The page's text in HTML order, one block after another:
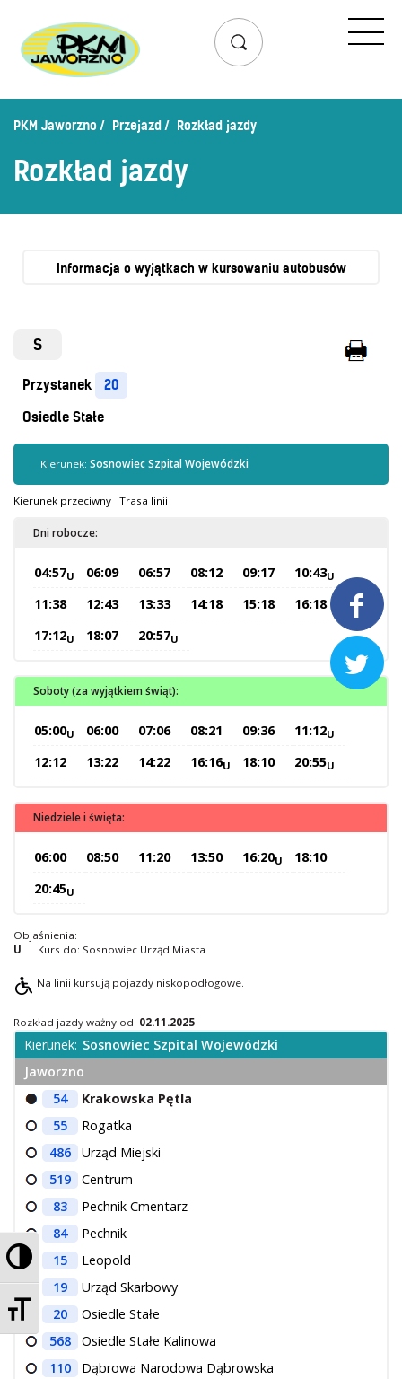
Przełącz wysoki kontrast
Zmień rozmiar czcionek


Przejazd
Lista przystanków
Zaplanuj podróż – wyszukiwarka połączeń
Mapa przystanków i połączeń
Schemat linii nocnych
Bilety
Sprzedaż biletów u kierowców
Jaworznicka Karta Miejska
Open Payment System
Inne
Centrum Obsługi Klienta
Multimedia
Uwagi i wnioski
PKM Jaworzno Przejazd Rozkład jazdy
Rozkład jazdy
Informacja o wyjątkach w kursowaniu autobusów
S
Przystanek 20
Osiedle Stałe
Kierunek: Sosnowiec Szpital Wojewódzki
Kierunek przeciwny Trasa linii
Dni robocze:
04:57U 06:09 06:57 08:12 09:17 10:43U
11:38 12:43 13:33 14:18 15:18
16:18
17:12U 18:07 20:57U
Soboty (za wyjątkiem świąt):
05:00U 06:00 07:06 08:21 09:36 11:12U
12:12 13:22 14:22 16:16U 18:10 20:55U
Niedziele i święta:
06:00 08:50 11:20 13:50 16:20U
18:10
20:45U
Objaśnienia:
U
Kurs do: Sosnowiec Urząd Miasta
Na linii kursują pojazdy niskopodłogowe.
Rozkład jazdy ważny od: 02.11.2025
Kierunek: Sosnowiec Szpital Wojewódzki
Jaworzno
54
Krakowska Pętla
55
Rogatka
486
Urząd Miejski
519
Centrum
83
Pechnik Cmentarz
84
Pechnik
15
Leopold
19
Urząd Skarbowy
20
Osiedle Stałe
568
Osiedle Stałe Kalinowa
110
Dąbrowa Narodowa Dąbrowska